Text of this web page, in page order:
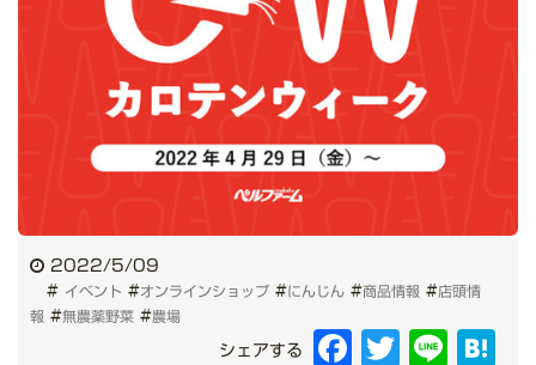
2022/5/09
# イベント #オンラインショップ #にんじん #商品情報 #店頭情
報 #無農薬野菜 #農場
シェアする Facebook
Twitter Line